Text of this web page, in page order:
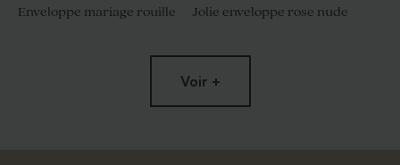
Enveloppe mariage rouille Jolie enveloppe rose nude
Voir +